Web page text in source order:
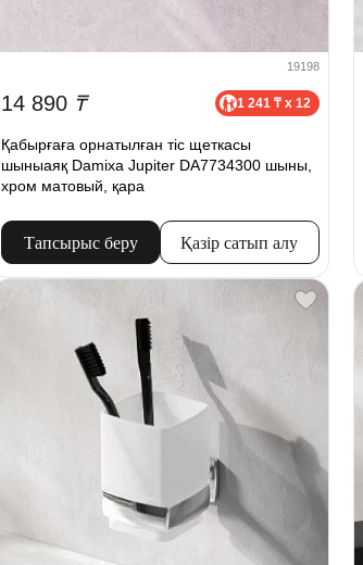
19198
14 890 ₸ 1 241 ₸ x 12
Қабырғаға орнатылған тіс щеткасы
шыныаяқ Damixa Jupiter DA7734300 шыны,
хром матовый, қара
Тапсырыс беру Қазір сатып алу